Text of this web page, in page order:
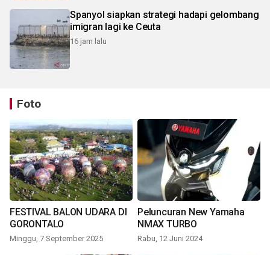
Spanyol siapkan strategi hadapi gelombang
imigran lagi ke Ceuta
16 jam lalu
Foto
FESTIVAL BALON UDARA DI
GORONTALO
Minggu, 7 September 2025
Peluncuran New Yamaha
NMAX TURBO
Rabu, 12 Juni 2024